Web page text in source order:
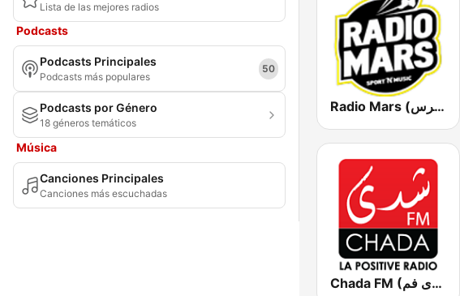
Lista de las mejores radios
Podcasts
Podcasts Principales
Podcasts más populares
50
Podcasts por Género
18 géneros temáticos
Música
Canciones Principales
Canciones más escuchadas
Radio Mars (راديو مرس)
Chada FM (شدى فم)